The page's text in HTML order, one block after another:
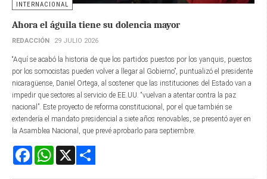
INTERNACIONAL
Ahora el águila tiene su dolencia mayor
REDACCIÓN 29 JULIO 2026
“Aquí se acabó la historia de que los partidos puestos por los yanquis, puestos
por los somocistas pueden volver a llegar al Gobierno”, puntualizó el presidente
nicaragüense, Daniel Ortega, al sostener que las instituciones del Estado van a
impedir que sectores al servicio de EE.UU. “vuelvan a atentar contra la paz
nacional”. Este proyecto de reforma constitucional, por el que también se
extendería el mandato presidencial a siete años renovables, se presentó ayer en
la Asamblea Nacional, que prevé aprobarlo para septiembre.
FacebookWhatsApp